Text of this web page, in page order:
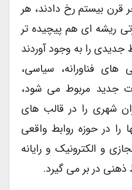
قرن بیستم رخ دادند، هر
ریشه ای هم پیچیده تر
را به وجود آوردند
فناورانه، سیاسی،
جدید مربوط می شود،
شهری را در قالب های
در حوزه روابط واقعی
و الکترونیک و رایانه
در بر می گیرد.